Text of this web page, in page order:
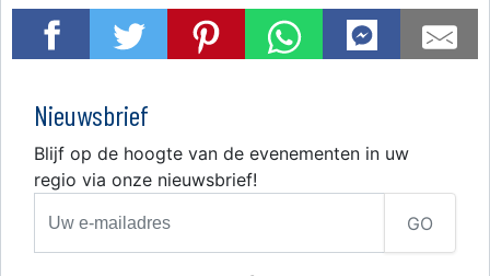
Nieuwsbrief
Blijf op de hoogte van de evenementen in uw
regio via onze nieuwsbrief!
GO